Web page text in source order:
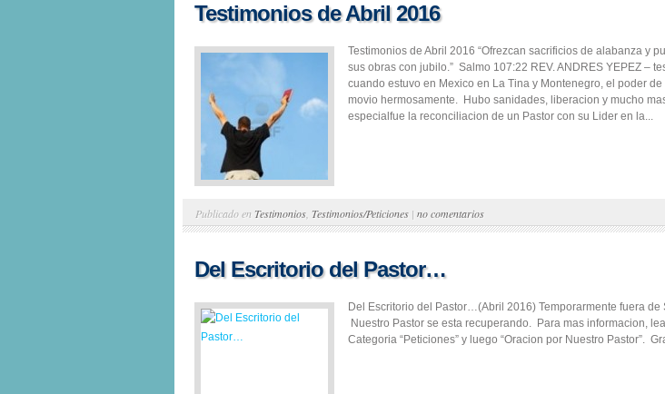
Testimonios de Abril 2016
Testimonios de Abril 2016 “Ofrezcan sacrificios de alabanza y
sus obras con jubilo.” Salmo 107:22 REV. ANDRES YEPEZ –
cuando estuvo en Mexico en La Tina y Montenegro, el poder de
movio hermosamente. Hubo sanidades, liberacion y mucho
especialfue la reconciliacion de un Pastor con su Lider en la...
Publicado en Testimonios Testimonios/Peticiones | no comentarios
Del Escritorio del Pastor…
Del Escritorio del Pastor…(Abril 2016) Temporarmente fuera de
Nuestro Pastor se esta recuperando. Para mas informacion,
Categoria “Peticiones” y luego “Oracion por Nuestro Pastor”.